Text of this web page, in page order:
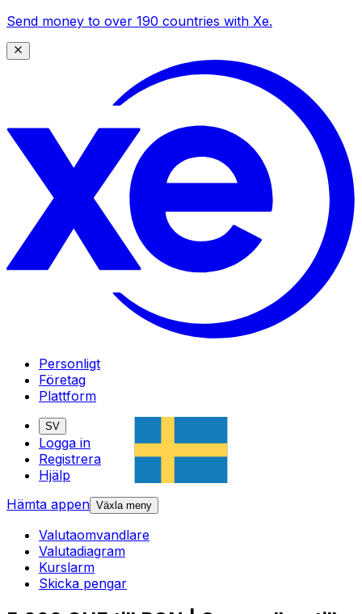
Send money to over 190 countries with Xe.
Personligt
Företag
Plattform
SV
Logga in
Registrera
Hjälp
Hämta appen Växla meny
Valutaomvandlare
Valutadiagram
Kurslarm
Skicka pengar